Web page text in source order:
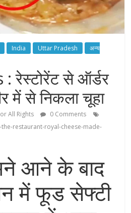
India Uttar Pradesh
अन्य
रेस्टोरेंट से ऑर्डर
में से निकला चूहा
All Rights
0 Comments
restaurant-royal-cheese-made-
आने के बाद
में फूड सेफ्टी